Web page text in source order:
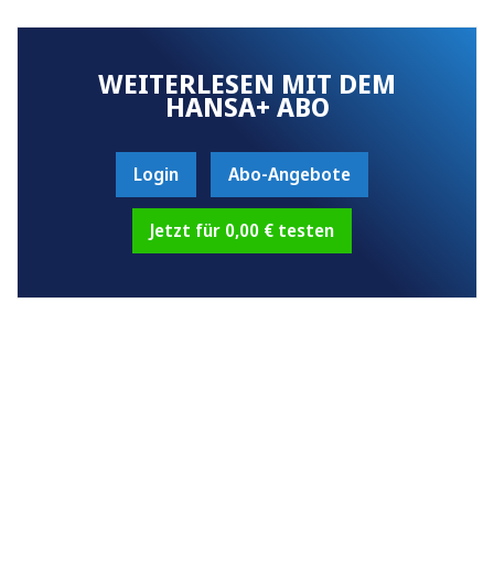
WEITERLESEN MIT DEM
HANSA+ ABO
Login Abo-Angebote
Jetzt für 0,00 € testen